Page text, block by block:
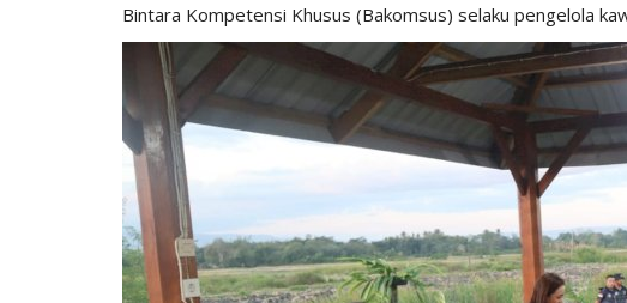
Bintara Kompetensi Khusus (Bakomsus) selaku pengelola
21 Komodo
Kapolres kupang AKBP ALDINAN,
intruksikan jajaran polres...
Humas Polres Kupang 2149